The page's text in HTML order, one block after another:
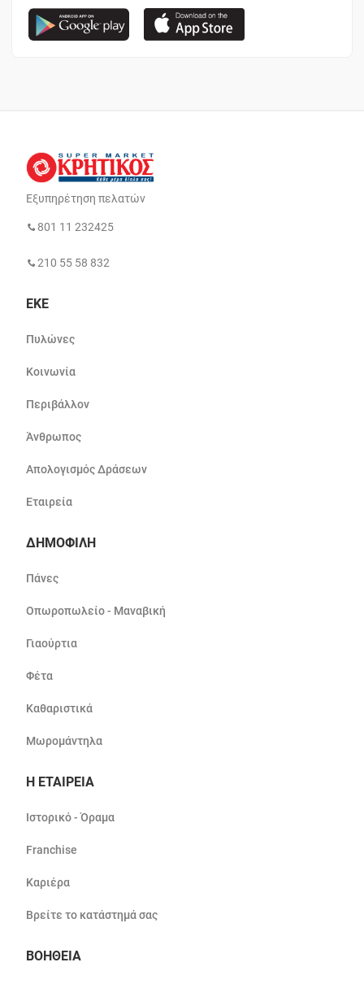
Εξυπηρέτηση πελατών
801 11 232425
210 55 58 832
ΕΚΕ
Πυλώνες
Κοινωνία
Περιβάλλον
Άνθρωπος
Απολογισμός Δράσεων
Εταιρεία
ΔΗΜΟΦΙΛΗ
Πάνες
Οπωροπωλείο - Μαναβική
Γιαούρτια
Φέτα
Καθαριστικά
Μωρομάντηλα
Η ΕΤΑΙΡΕΙΑ
Ιστορικό - Όραμα
Franchise
Καριέρα
Βρείτε το κατάστημά σας
ΒΟΗΘΕΙΑ